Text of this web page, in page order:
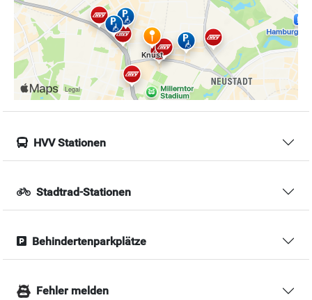
HVV Stationen
Stadtrad-Stationen
Behindertenparkplätze
Fehler melden